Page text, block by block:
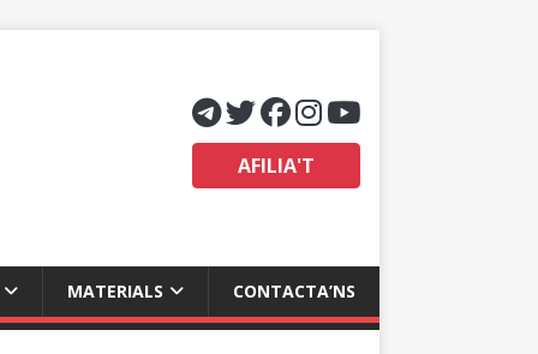
AFILIA'T
MATERIALS CONTACTA’NS